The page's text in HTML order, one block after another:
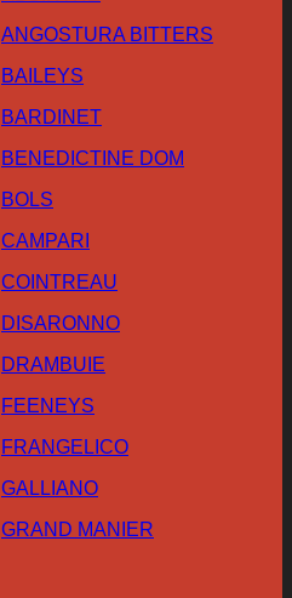
ANGOSTURA BITTERS
BAILEYS
BARDINET
BENEDICTINE DOM
BOLS
CAMPARI
COINTREAU
DISARONNO
DRAMBUIE
FEENEYS
FRANGELICO
GALLIANO
GRAND MANIER